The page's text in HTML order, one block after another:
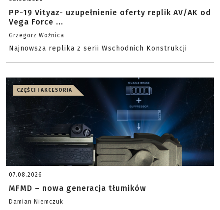
PP-19 Vityaz- uzupełnienie oferty replik AV/AK od
Vega Force ...
Grzegorz Woźnica
Najnowsza replika z serii Wschodnich Konstrukcji
CZĘŚCI I AKCESORIA
07.08.2026
MFMD – nowa generacja tłumików
Damian Niemczuk